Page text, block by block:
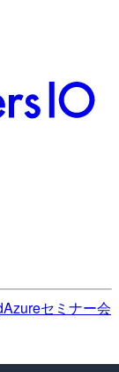
Azureセミナー会